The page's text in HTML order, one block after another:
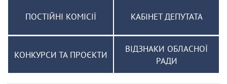
ПОСТІЙНІ КОМІСІЇ КАБІНЕТ ДЕПУТАТА
КОНКУРСИ ТА ПРОЄКТИ
ВІДЗНАКИ ОБЛАСНОЇ
РАДИ